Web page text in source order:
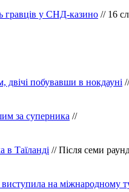
гравців у СНД-казино // 16
побувавши в нокдауні //
за суперника //
Таїланді // Після семи
на міжнародному